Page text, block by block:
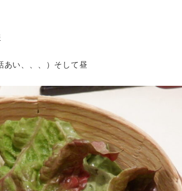
い、、、）そして昼